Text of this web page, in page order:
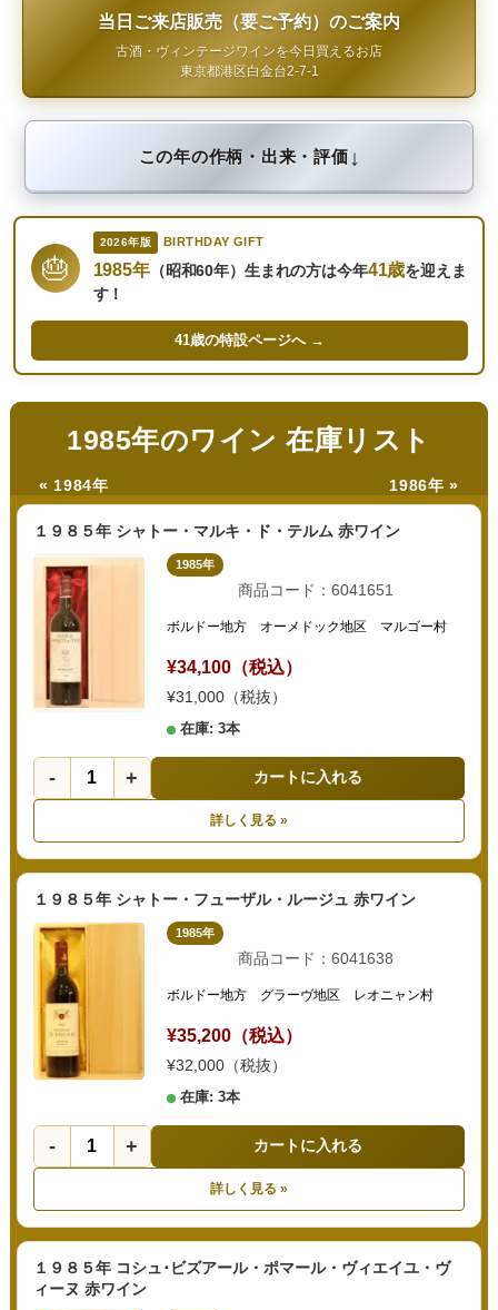
当日ご来店販売（要ご予約）のご案内
古酒・ヴィンテージワインを今日買えるお店
東京都港区白金台2-7-1
この年の作柄・出来・評価↓
🎂
2026年版 BIRTHDAY GIFT
1985年（昭和60年）生まれの方は今年41歳を迎えま
す！
41歳の特設ページへ →
1985年のワイン 在庫リスト
« 1984年 1986年 »
１９８５年 シャトー・マルキ・ド・テルム 赤ワイン
1985年
商品コード：6041651
ボルドー地方 オーメドック地区 マルゴー村
¥34,100（税込）
¥31,000（税抜）
在庫: 3本
- + カートに入れる
詳しく見る »
１９８５年 シャトー・フューザル・ルージュ 赤ワイン
1985年
商品コード：6041638
ボルドー地方 グラーヴ地区 レオニャン村
¥35,200（税込）
¥32,000（税抜）
在庫: 3本
- + カートに入れる
詳しく見る »
１９８５年 コシュ･ビズアール・ポマール・ヴィエイユ・ヴ
ィーヌ 赤ワイン